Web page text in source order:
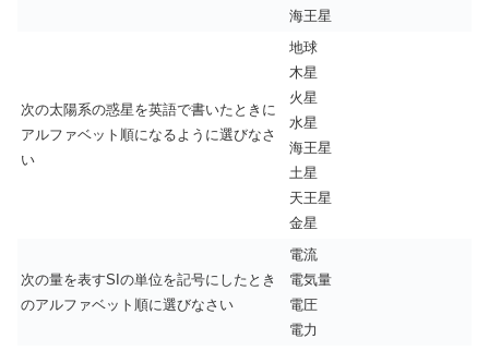
海王星
次の太陽系の惑星を英語で書いたときに
アルファベット順になるように選びなさ
い
地球
木星
火星
水星
海王星
土星
天王星
金星
次の量を表すSIの単位を記号にしたとき
のアルファベット順に選びなさい
電流
電気量
電圧
電力